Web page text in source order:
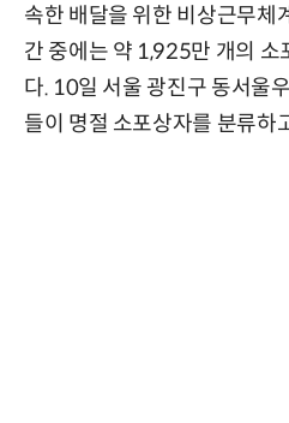
속한 배달을 위한 비상근무체
간 중에는 약 1,925만 개의 소
다. 10일 서울 광진구 동서울
들이 명절 소포상자를 분류하